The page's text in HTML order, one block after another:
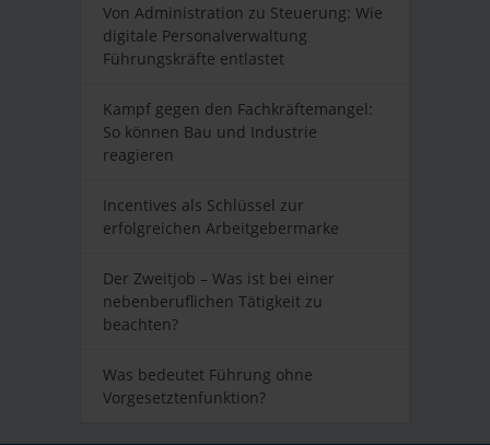
Von Administration zu Steuerung: Wie
digitale Personalverwaltung
Führungskräfte entlastet
Kampf gegen den Fachkräftemangel:
So können Bau und Industrie
reagieren
Incentives als Schlüssel zur
erfolgreichen Arbeitgebermarke
Der Zweitjob – Was ist bei einer
nebenberuflichen Tätigkeit zu
beachten?
Was bedeutet Führung ohne
Vorgesetztenfunktion?